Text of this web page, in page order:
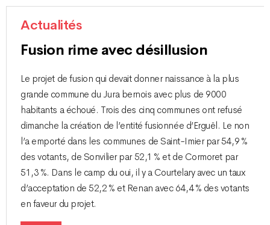
Actualités
Fusion rime avec désillusion
Le projet de fusion qui devait donner naissance à la plus
grande commune du Jura bernois avec plus de 9000
habitants a échoué. Trois des cinq communes ont refusé
dimanche la création de l’entité fusionnée d’Erguël. Le non
l’a emporté dans les communes de Saint-Imier par 54,9 %
des votants, de Sonvilier par 52,1 % et de Cormoret par
51,3 %. Dans le camp du oui, il y a Courtelary avec un taux
d’acceptation de 52,2 % et Renan avec 64,4 % des votants
en faveur du projet.